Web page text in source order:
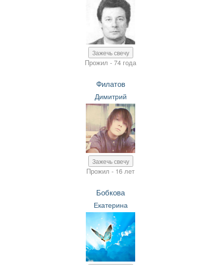
Зажечь свечу
Прожил - 74 года
Филатов
Димитрий
Зажечь свечу
Прожил - 16 лет
Бобкова
Екатерина